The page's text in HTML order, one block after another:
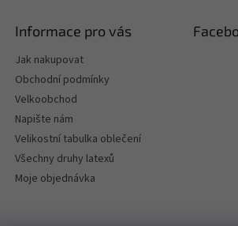
Informace pro vás
Jak nakupovat
Obchodní podmínky
Velkoobchod
Napište nám
Velikostní tabulka oblečení
Všechny druhy latexů
Moje objednávka